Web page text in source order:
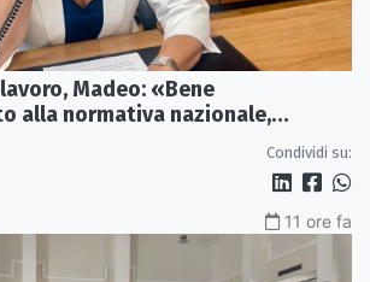
Madeo: «Bene
alla normativa nazionale,
Condividi su:
11 ore fa